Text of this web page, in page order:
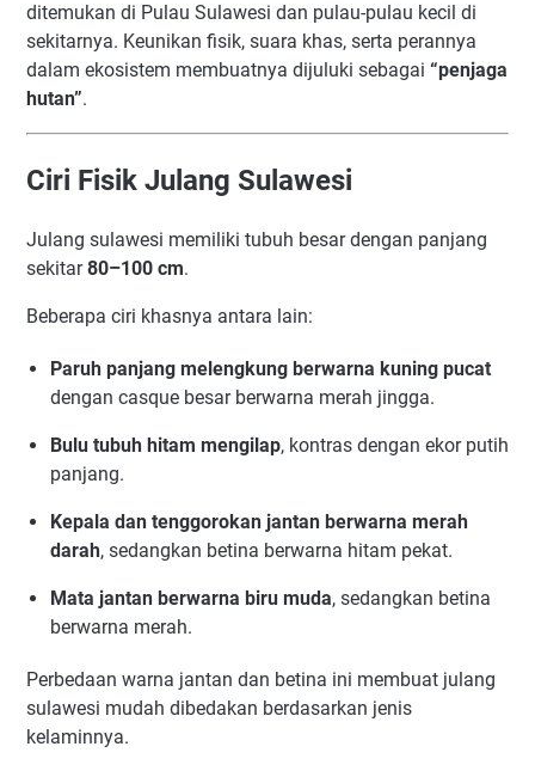
ditemukan di Pulau Sulawesi dan pulau-pulau kecil di
sekitarnya. Keunikan fisik, suara khas, serta perannya
dalam ekosistem membuatnya dijuluki sebagai “penjaga
hutan”.
Ciri Fisik Julang Sulawesi
Julang sulawesi memiliki tubuh besar dengan panjang
sekitar80–100 cm.
Beberapa ciri khasnya antara lain:
Paruh panjang melengkung berwarna kuning pucat
dengan casque besar berwarna merah jingga.
Bulu tubuh hitam mengilap, kontras dengan ekor putih
panjang.
Kepala dan tenggorokan jantan berwarna merah
darah, sedangkan betina berwarna hitam pekat.
Mata jantan berwarna biru muda, sedangkan betina
berwarna merah.
Perbedaan warna jantan dan betina ini membuat julang
sulawesi mudah dibedakan berdasarkan jenis
kelaminnya.